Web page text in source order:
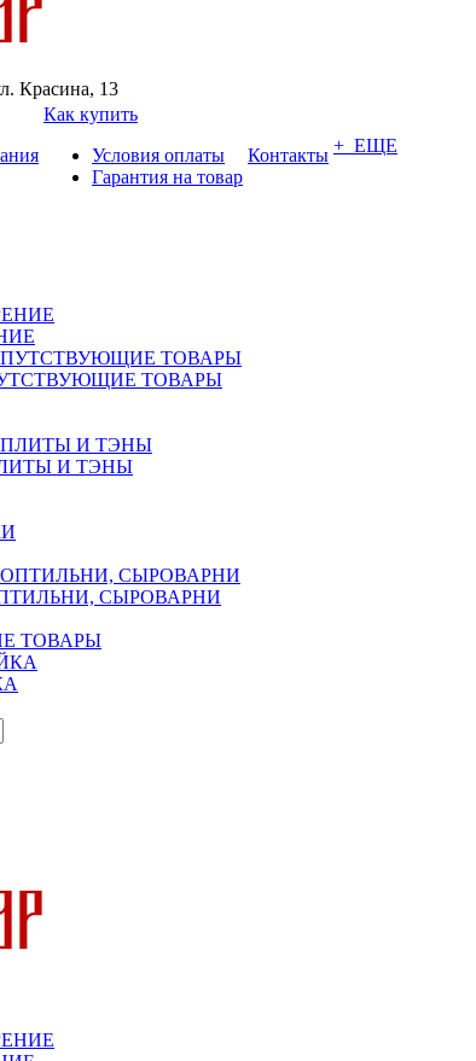
Красина, 13
Как купить
Условия оплаты
Гарантия на товар
Контакты + ЕЩЕ
ТОВАРЫ
И ТЭНЫ
СЫРОВАРНИ
ТОВАРЫ